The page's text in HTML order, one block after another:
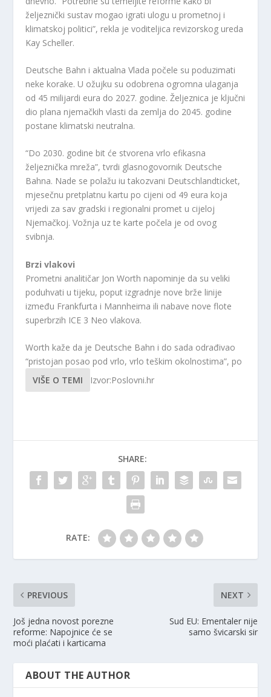
željeznički sustav mogao igrati ulogu u prometnoj i
klimatskoj politici”, rekla je voditeljica revizorskog ureda
Kay Scheller.
Deutsche Bahn i aktualna Vlada počele su poduzimati
neke korake. U ožujku su odobrena ogromna ulaganja
od 45 milijardi eura do 2027. godine. Željeznica je ključni
dio plana njemačkih vlasti da zemlja do 2045. godine
postane klimatski neutralna.
“Do 2030. godine bit će stvorena vrlo efikasna
željeznička mreža”, tvrdi glasnogovornik Deutsche
Bahna. Nade se polažu iu takozvani Deutschlandticket,
mjesečnu pretplatnu kartu po cijeni od 49 eura koja
vrijedi za sav gradski i regionalni promet u cijeloj
Njemačkoj. Vožnja uz te karte počela je od ovog
svibnja.
Brzi vlakovi
Prometni analitičar Jon Worth napominje da su veliki
poduhvati u tijeku, poput izgradnje nove brže linije
između Frankfurta i Mannheima ili nabave nove flote
superbrzih ICE 3 Neo vlakova.
Worth kaže da je Deutsche Bahn i do sada odrađivao
“pristojan posao pod vrlo, vrlo teškim okolnostima”, po
VIŠE O TEMI
Izvor:Poslovni.hr
SHARE:
RATE:
PREVIOUS
Još jedna novost porezne
reforme: Napojnice će se
moći plaćati i karticama
NEXT
Sud EU: Ementaler nije
samo švicarski sir
ABOUT THE AUTHOR